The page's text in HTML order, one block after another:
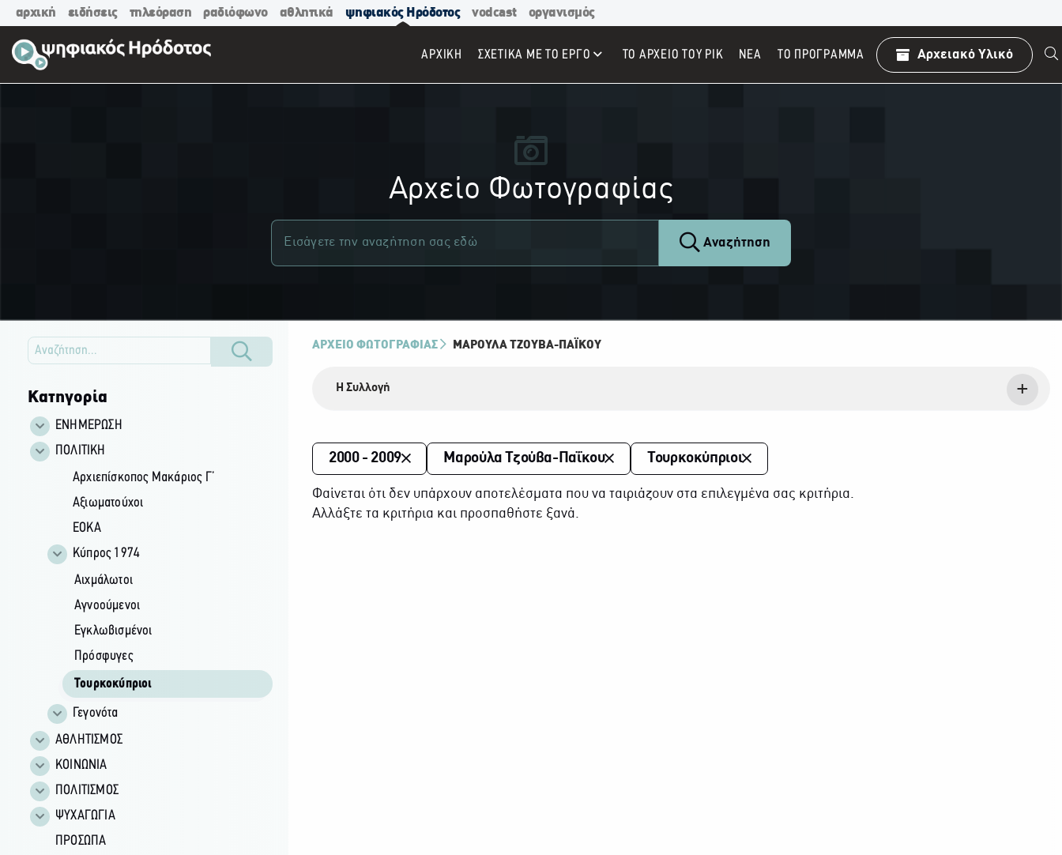
αρχική ειδήσεις τηλεόραση ραδιόφωνο αθλητικά ψηφιακός Ηρόδοτος vodcast οργανισμός
ΑΡΧΙΚΉ ΣΧΕΤΙΚΑ ΜΕ ΤΟ ΕΡΓΟ ΤΟ ΑΡΧΕΙΟ ΤΟΥ ΡΙΚ ΝΕΑ TO ΠΡΌΓΡΑΜΜΑ Αρχειακό Υλικό
Αρχείο Φωτογραφίας
Αναζήτηση
Κατηγορία
ΕΝΗΜΕΡΩΣΗ
ΠΟΛΙΤΙΚΗ
Αρχιεπίσκοπος Μακάριος Γ’
Αξιωματούχοι
ΕΟΚΑ
Κύπρος 1974
Αιχμάλωτοι
Αγνοούμενοι
Εγκλωβισμένοι
Πρόσφυγες
Τουρκοκύπριοι
Γεγονότα
ΑΘΛΗΤΙΣΜΟΣ
ΚΟΙΝΩΝΙΑ
ΠΟΛΙΤΙΣΜΟΣ
ΨΥΧΑΓΩΓΙΑ
ΠΡΟΣΩΠΑ
ΑΡΧΕΙΟ ΦΩΤΟΓΡΑΦΙΑΣ ΜΑΡΟΎΛΑ ΤΖΟΎΒΑ-ΠΑΪ́ΚΟΥ
Η Συλλογή
2000 - 2009 Μαρούλα Τζούβα-Παΐκου Τουρκοκύπριοι
Φαίνεται ότι δεν υπάρχουν αποτελέσματα που να ταιριάζουν στα επιλεγμένα σας κριτήρια.
Αλλάξτε τα κριτήρια και προσπαθήστε ξανά.